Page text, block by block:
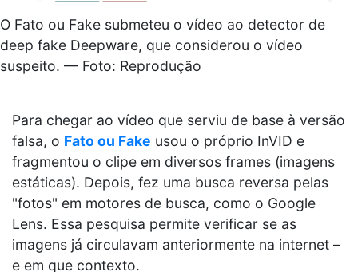
O Fato ou Fake submeteu o vídeo ao detector de
deep fake Deepware, que considerou o vídeo
suspeito. — Foto: Reprodução
Para chegar ao vídeo que serviu de base à versão
falsa, o Fato ou Fake usou o próprio InVID e
fragmentou o clipe em diversos frames (imagens
estáticas). Depois, fez uma busca reversa pelas
"fotos" em motores de busca, como o Google
Lens. Essa pesquisa permite verificar se as
imagens já circulavam anteriormente na internet –
e em que contexto.